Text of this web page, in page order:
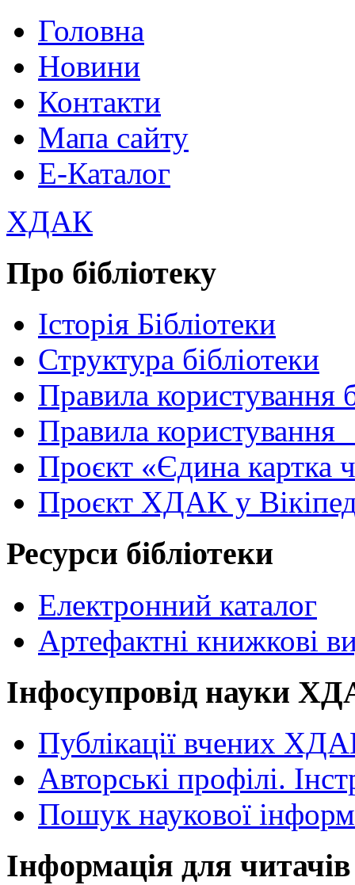
Головна
Новини
Контакти
Мапа сайту
Е-Каталог
ХДАК
Про бібліотеку
Історія Бібліотеки
Структура бібліотеки
Правила користування
Правила
Проєкт «Єдина картка
Проєкт ХДАК у
Ресурси бібліотеки
Електронний каталог
Артефактні книжкові
Інфосупровід науки
Публікації вчених
Авторські профілі.
Пошук наукової
Інформація для читачів